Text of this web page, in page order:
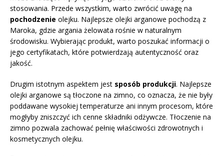
stosowania. Przede wszystkim, warto zwrócić uwagę na
pochodzenie olejku. Najlepsze olejki arganowe pochodzą z
Maroka, gdzie argania żelowata rośnie w naturalnym
środowisku. Wybierając produkt, warto poszukać informacji o
jego certyfikatach, które potwierdzają autentyczność oraz
jakość.
Drugim istotnym aspektem jest sposób produkcji. Najlepsze
olejki arganowe są tłoczone na zimno, co oznacza, że nie były
poddawane wysokiej temperaturze ani innym procesom, które
mogłyby zniszczyć ich cenne składniki odżywcze. Tłoczenie na
zimno pozwala zachować pełnię właściwości zdrowotnych i
kosmetycznych olejku.